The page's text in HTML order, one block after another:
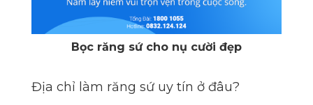
Bọc răng sứ cho nụ cười đẹp
Địa chỉ làm răng sứ uy tín ở đâu?